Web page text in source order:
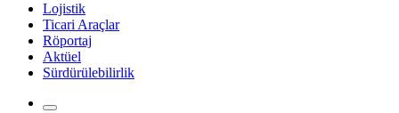
Lojistik
Ticari Araçlar
Röportaj
Aktüel
Sürdürülebilirlik